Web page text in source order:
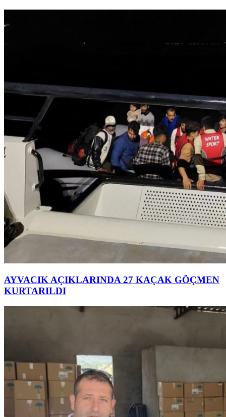
AYVACIK AÇIKLARINDA 27 KAÇAK GÖÇMEN
KURTARILDI